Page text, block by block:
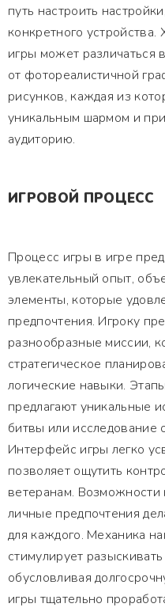
путь настроить
конкретного
игры может различаться
от фотореалистичной
рисунков, каждая из
уникальным шармом и
аудиторию.
ИГРОВОЙ ПРОЦЕСС
Процесс игры в игре
увлекательный опыт,
элементы, которые
предпочтения. Игроку
разнообразные миссии,
стратегическое
логические навыки.
предлагают уникальные
битвы или
Интерфейс игры легко
позволяет ощутить
ветеранам. Возможности
личные предпочтения
для каждого. Механика
стимулирует
обусловливая
игры тщательно